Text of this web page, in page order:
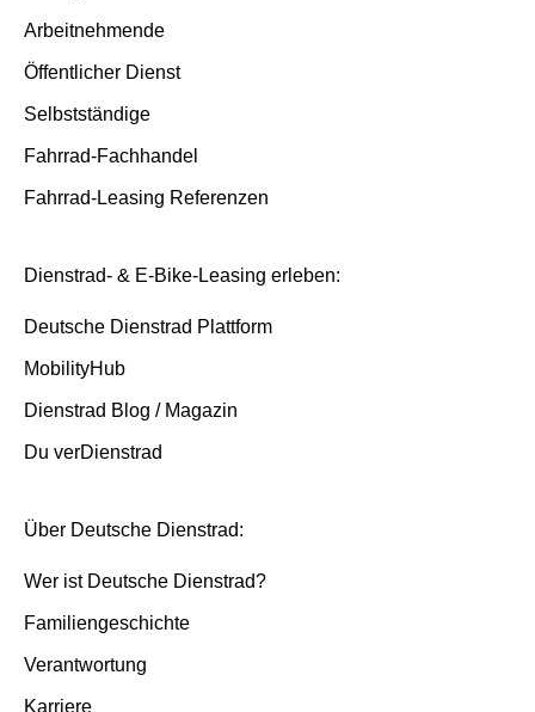
Arbeitnehmende
Öffentlicher Dienst
Selbstständige
Fahrrad-Fachhandel
Fahrrad-Leasing Referenzen
Dienstrad- & E-Bike-Leasing erleben:
Deutsche Dienstrad Plattform
MobilityHub
Dienstrad Blog / Magazin
Du verDienstrad
Über Deutsche Dienstrad:
Wer ist Deutsche Dienstrad?
Familiengeschichte
Verantwortung
Karriere